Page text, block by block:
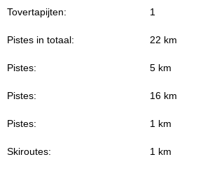
Tovertapijten: 1
Pistes in totaal: 22 km
Pistes: 5 km
Pistes: 16 km
Pistes: 1 km
Skiroutes:
1 km